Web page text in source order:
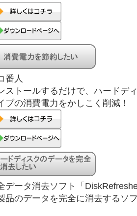
番人
ストールするだけで、ハードデ
ブの消費電力をかしこく削減！
データ消去ソフト「
品のデータを完全に消去するソ